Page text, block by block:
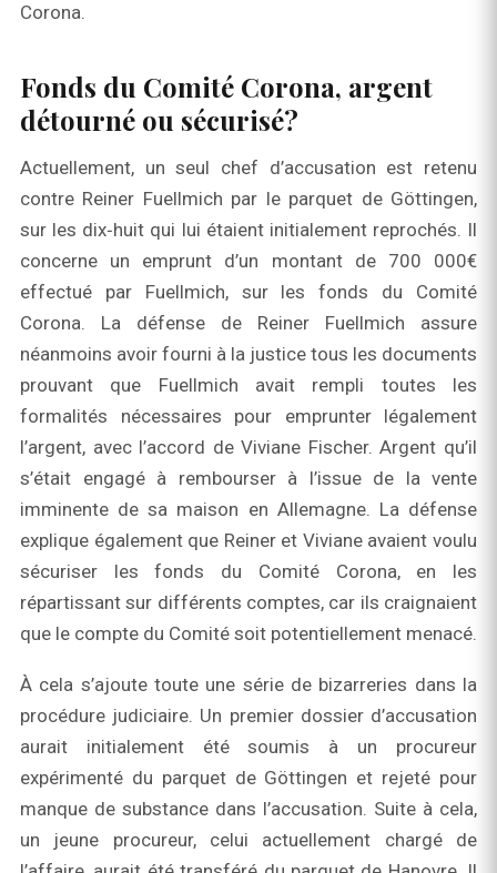
Corona.
Fonds du Comité Corona, argent
détourné ou sécurisé?
Actuellement, un seul chef d’accusation est retenu
contre Reiner Fuellmich par le parquet de Göttingen,
sur les dix‑huit qui lui étaient initialement reprochés. Il
concerne un emprunt d’un montant de 700 000€
effectué par Fuellmich, sur les fonds du Comité
Corona. La défense de Reiner Fuellmich assure
néanmoins avoir fourni à la justice tous les documents
prouvant que Fuellmich avait rempli toutes les
formalités nécessaires pour emprunter légalement
l’argent, avec l’accord de Viviane Fischer. Argent qu’il
s’était engagé à rembourser à l’issue de la vente
imminente de sa maison en Allemagne. La défense
explique également que Reiner et Viviane avaient voulu
sécuriser les fonds du Comité Corona, en les
répartissant sur différents comptes, car ils craignaient
que le compte du Comité soit potentiellement menacé.
À cela s’ajoute toute une série de bizarreries dans la
procédure judiciaire. Un premier dossier d’accusation
aurait initialement été soumis à un procureur
expérimenté du parquet de Göttingen et rejeté pour
manque de substance dans l’accusation. Suite à cela,
un jeune procureur, celui actuellement chargé de